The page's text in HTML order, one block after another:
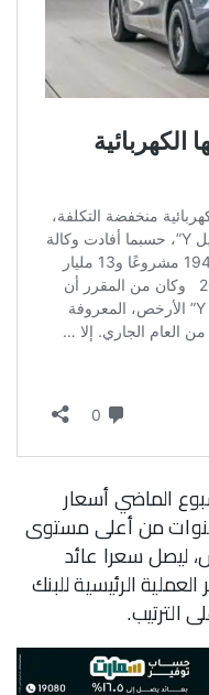
الماضي أسعار
لأول مرة منذ أكثر من 4 سنوات من أعلى مستوى
نقطة أساس، ليصل سعرا عائد
الرئيسية للبنك